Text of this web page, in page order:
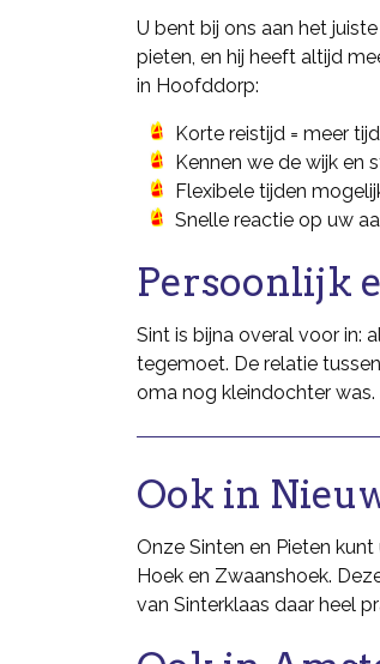
U bent bij ons aan het
pieten, en hij heeft altijd
in Hoofddorp:
Korte reistijd = meer
Kennen we de wijk en
Flexibele tijden
Snelle reactie op uw
Persoonlijk
Sint is bijna overal voor in:
tegemoet. De relatie
oma nog kleindochter was.
Ook in
Onze Sinten en Pieten
Hoek en Zwaanshoek.
van Sinterklaas daar heel